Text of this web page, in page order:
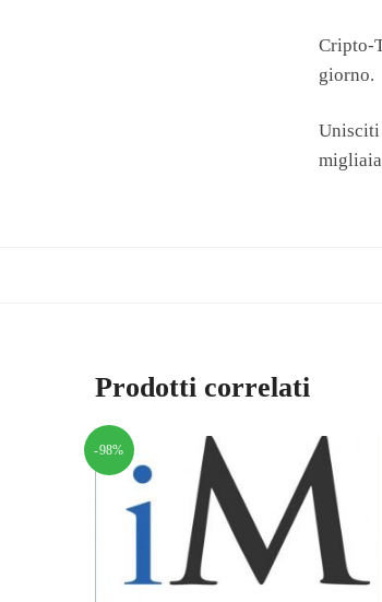
Cripto-
giorno.
Unisciti
Prodotti correlati
-98%